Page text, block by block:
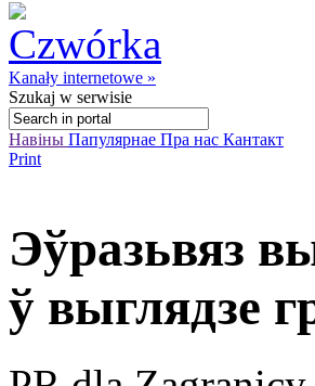
Kanały internetowe »
Szukaj w serwisie
Навіны Папулярнае Пра нас Кантакт
Print
Эўразьвяз
ў выглядзе